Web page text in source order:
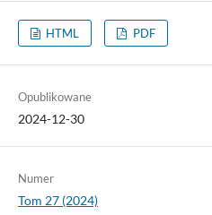
HTML PDF
Opublikowane
2024-12-30
Numer
Tom 27 (2024)